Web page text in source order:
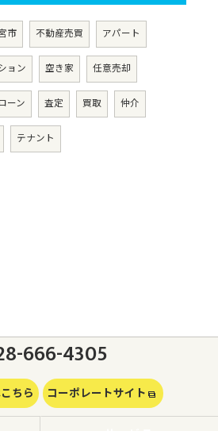
市 不動産売買 アパート
ョン 空き家 任意売却
ーン 査定 買取 仲介
テナント
666-4305
ちら コーポレートサイト